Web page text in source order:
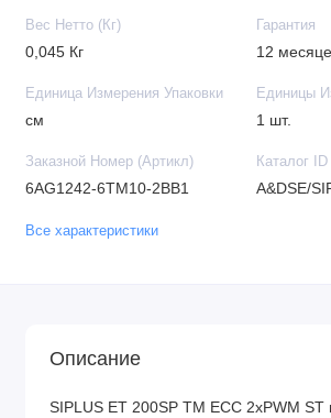
Вес Нетто (Кг)
0,045 Кг
Гарантия
12
Единица Измерения Упаковки
см
Единицы
1 шт.
Заказной Номер (Артикл)
6AG1242-6TM10-2BB1
Каталог ID
A&DSE/
Все характеристики
Описание
SIPLUS ET 200SP TM ECC 2xPWM ST